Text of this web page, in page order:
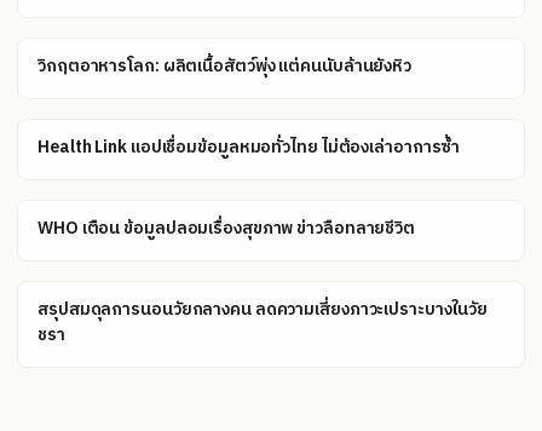
วิกฤตอาหารโลก: ผลิตเนื้อสัตว์พุ่ง แต่คนนับล้านยังหิว
Health Link แอปเชื่อมข้อมูลหมอทั่วไทย ไม่ต้องเล่าอาการซ้ำ
WHO เตือน ข้อมูลปลอมเรื่องสุขภาพ ข่าวลือทลายชีวิต
สรุปสมดุลการนอนวัยกลางคน ลดความเสี่ยงภาวะเปราะบางในวัย
ชรา